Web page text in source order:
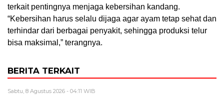
terkait pentingnya menjaga kebersihan kandang.
“Kebersihan harus selalu dijaga agar ayam tetap sehat dan
terhindar dari berbagai penyakit, sehingga produksi telur
bisa maksimal,” terangnya.
BERITA TERKAIT
Sabtu, 8 Agustus 2026 - 04:11 WIB